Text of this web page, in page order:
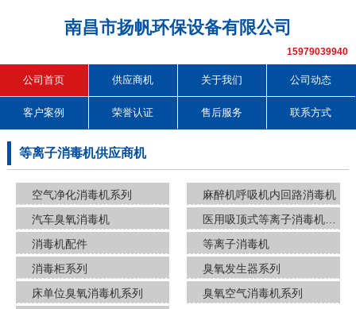
南昌市扬帆环保设备有限公司
15979039940
公司首页 供应商机 关于我们 公司动态
客户案例 荣誉认证 售后服务 联系方式
等离子消毒机供应商机
空气净化消毒机系列
麻醉机呼吸机内回路消毒机
汽车臭氧消毒机
医用吸顶式等离子消毒机系列
消毒机配件
等离子消毒机
消毒柜系列
臭氧发生器系列
床单位臭氧消毒机系列
臭氧空气消毒机系列